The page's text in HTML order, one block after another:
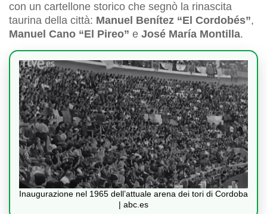
con un cartellone storico che segnò la rinascita
taurina della città: Manuel Benítez “El Cordobés”,
Manuel Cano “El Pireo” e José María Montilla.
Inaugurazione nel 1965 dell’attuale arena dei tori di Cordoba
| abc.es